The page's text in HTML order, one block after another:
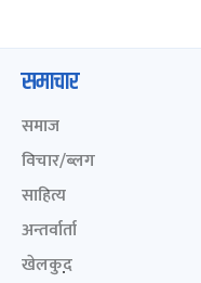
समाचार
समाज
विचार/ब्लग
साहित्य
अन्तर्वार्ता
खेलकुद़़